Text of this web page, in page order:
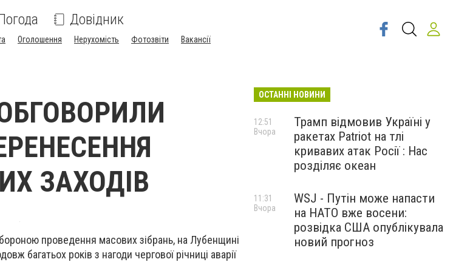
Довідник
Оголошення Нерухомість Фотозвіти Вакансії
ЗАХОДІВ
проведення масових зібрань, на Лубенщині
багатьох років з нагоди чергової річниці аварії
ОСТАННІ НОВИНИ
Трамп відмовив Україні у
ракетах Patriot на тлі
кривавих атак Росії : Нас
розділяє океан
12:51
Вчора
WSJ - Путін може напасти
на НАТО вже восени:
розвідка США опублікувала
новий прогноз
11:31
Вчора